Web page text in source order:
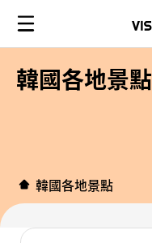
韓國各地景點
韓國各地景點